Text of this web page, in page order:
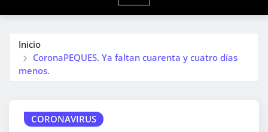
Inicio
CoronaPEQUES. Ya faltan cuarenta y cuatro días
menos.
CORONAVIRUS